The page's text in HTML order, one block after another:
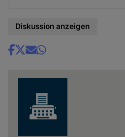
Diskussion anzeigen
Share